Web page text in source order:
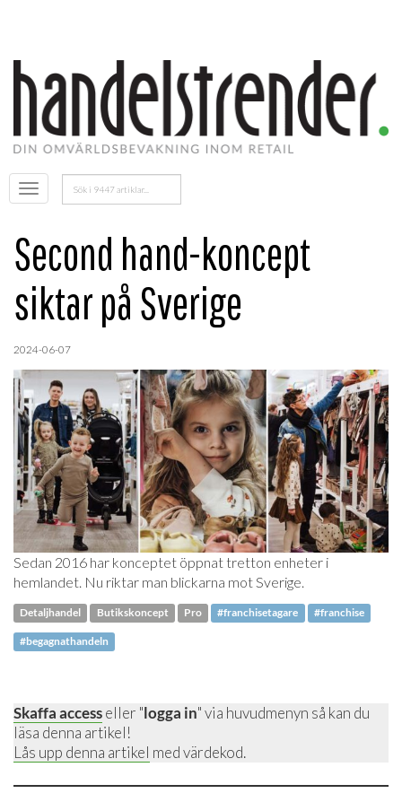
Öppna
menyn
Sök
efter:
Second hand-koncept
siktar på Sverige
2024-06-07
Sedan 2016 har konceptet öppnat tretton enheter i
hemlandet. Nu riktar man blickarna mot Sverige.
Detaljhandel Butikskoncept Pro #franchisetagare #franchise
#begagnathandeln
Skaffa accesseller "logga in" via huvudmenyn så kan du
läsa denna artikel!
Lås upp denna artikel med värdekod.